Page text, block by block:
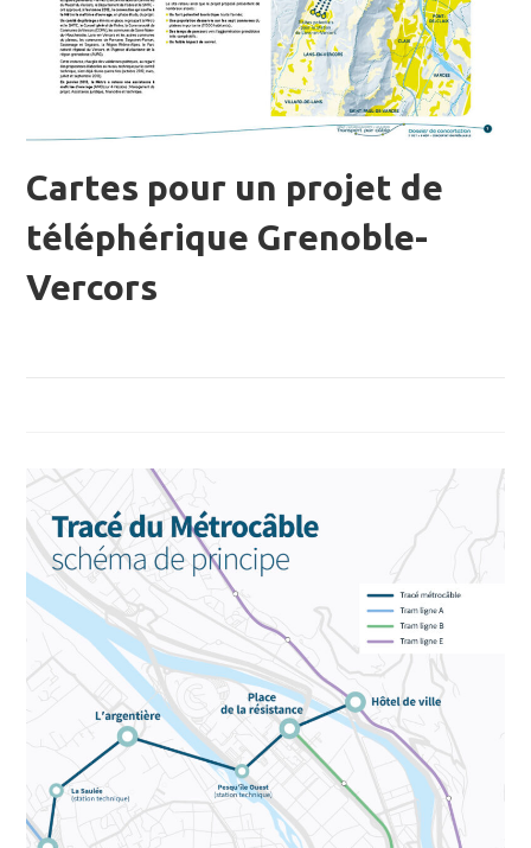
Cartes pour un projet de
téléphérique Grenoble-
Vercors